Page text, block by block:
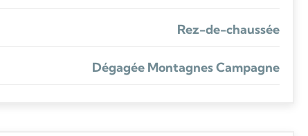
Rez-de-chaussée
Dégagée Montagnes Campagne